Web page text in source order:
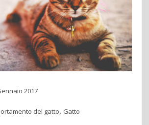
2017
del gatto, Gatto